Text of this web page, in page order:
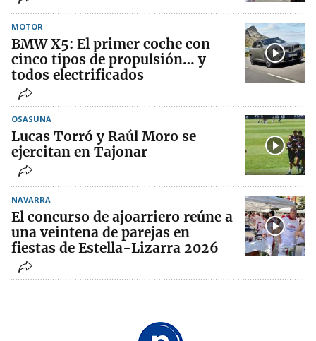
MOTOR
BMW X5: El primer coche con
cinco tipos de propulsión… y
todos electrificados
OSASUNA
Lucas Torró y Raúl Moro se
ejercitan en Tajonar
NAVARRA
El concurso de ajoarriero reúne a
una veintena de parejas en
fiestas de Estella-Lizarra 2026